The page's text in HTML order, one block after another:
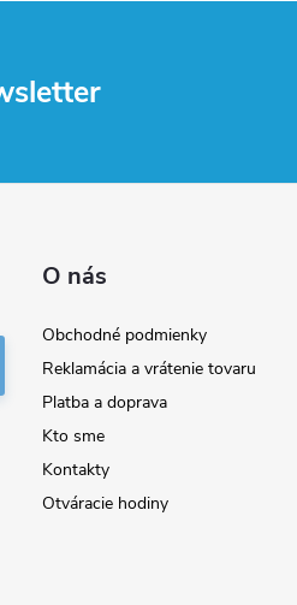
O nás
Obchodné podmienky
Reklamácia a vrátenie tovaru
Platba a doprava
Kto sme
Kontakty
Otváracie hodiny